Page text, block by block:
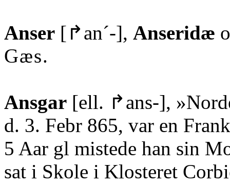
Anser [↱an´-], Anseridæ
Gæs.
Ansgar [ell. ↱ans-],
d. 3. Febr 865, var en
5 Aar gl mistede han sin
sat i Skole i Klosteret